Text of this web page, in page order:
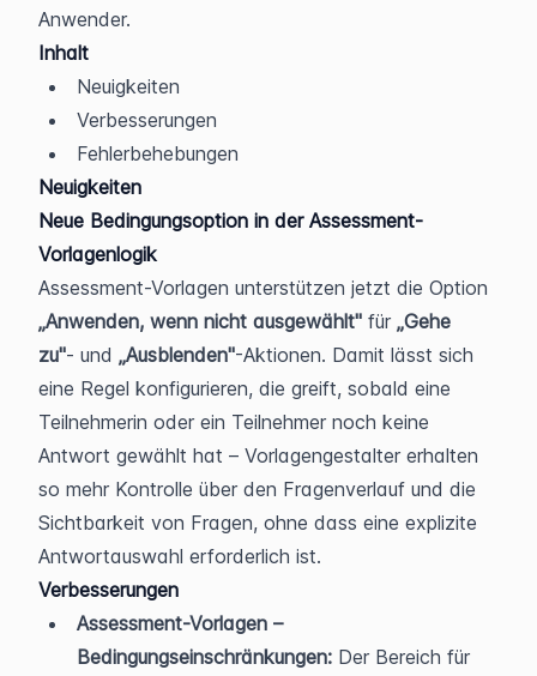
Anwender.
Inhalt
Neuigkeiten
Verbesserungen
Fehlerbehebungen
Neuigkeiten
Neue Bedingungsoption in der Assessment-
Vorlagenlogik
„Anwenden, wenn nicht ausgewählt" für „Gehe
zu"- und „Ausblenden"-Aktionen. Damit lässt sich
eine Regel konfigurieren, die greift, sobald eine
Teilnehmerin oder ein Teilnehmer noch keine
Antwort gewählt hat – Vorlagengestalter erhalten
so mehr Kontrolle über den Fragenverlauf und die
Sichtbarkeit von Fragen, ohne dass eine explizite
Antwortauswahl erforderlich ist.
Verbesserungen
Assessment-Vorlagen –
Bedingungseinschränkungen: Der Bereich für